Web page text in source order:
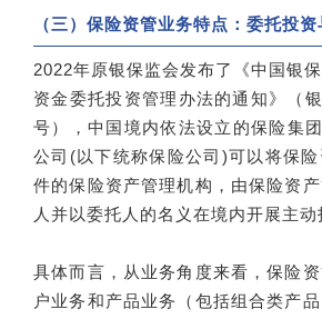
（三）保险资管业务特点：委托投
2022年原银保监会发布了《中国银
资金委托投资管理办法的通知》（
号），中国境内依法设立的保险集
公司(以下统称保险公司)可以将保
件的保险资产管理机构，由保险资
人并以委托人的名义在境内开展主动
具体而言，从业务角度来看，保险
户业务和产品业务（包括组合类产